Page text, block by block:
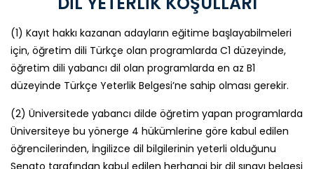
(1) Kayıt hakkı kazanan adayların eğitime başlayabilmeleri
için, öğretim dili Türkçe olan programlarda C1 düzeyinde,
öğretim dili yabancı dil olan programlarda en az B1
düzeyinde Türkçe Yeterlik Belgesi’ne sahip olması gerekir.
(2) Üniversitede yabancı dilde öğretim yapan programlarda
Üniversiteye bu yönerge 4 hükümlerine göre kabul edilen
öğrencilerinden, İngilizce dil bilgilerinin yeterli olduğunu
Senato tarafından kabul edilen herhangi bir dil sınavı belgesi